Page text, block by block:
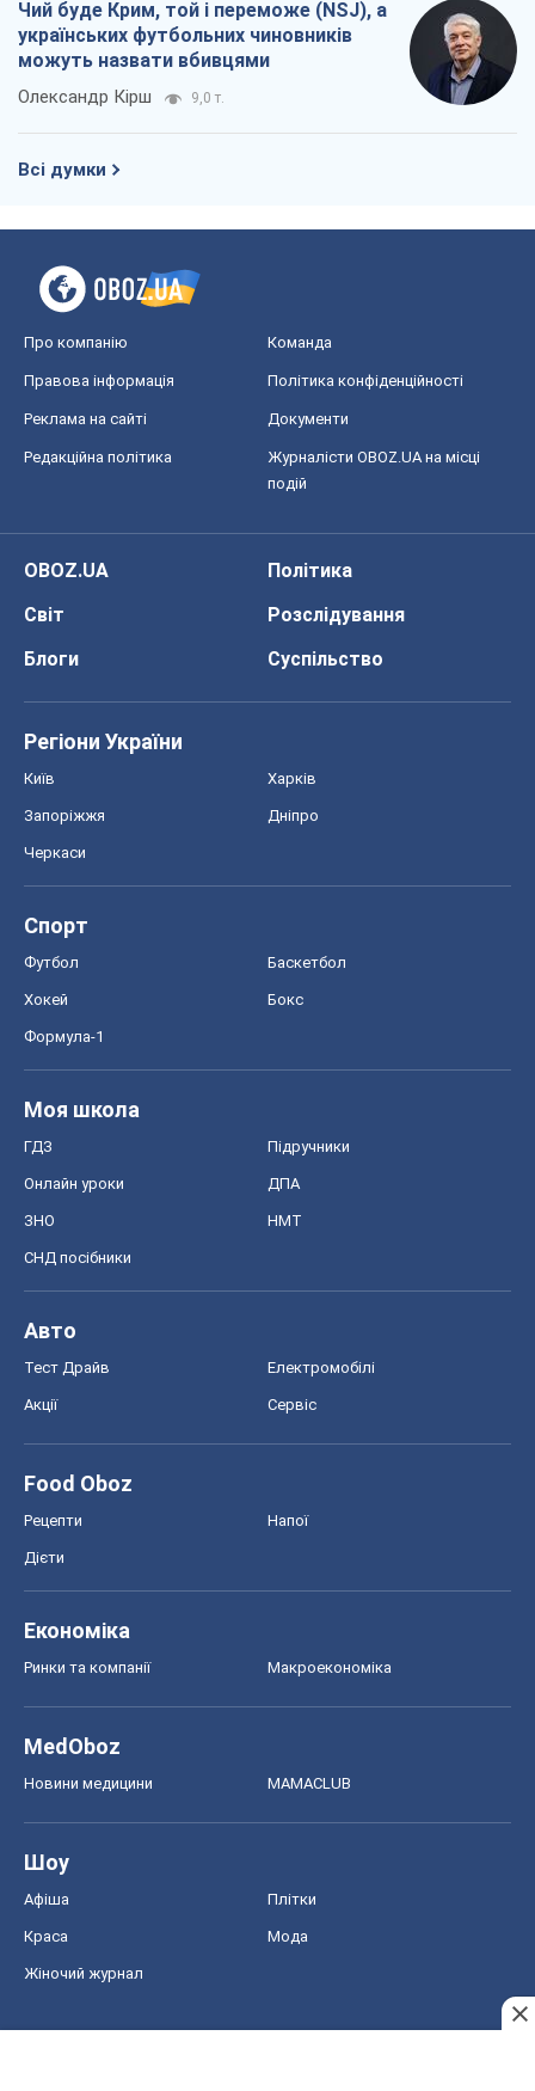
Чий буде Крим, той і переможе (NSJ), а
українських футбольних чиновників
можуть назвати вбивцями
Олександр Кірш 9,0 т.
Всі думки
Про компанію Команда
Правова інформація Політика конфіденційності
Реклама на сайті Документи
Редакційна політика
Журналісти OBOZ.UA на місці
подій
OBOZ.UA
Політика
Світ
Розслідування
Блоги
Суспільство
Регіони України
Київ Харків
Запоріжжя Дніпро
Черкаси
Спорт
Футбол Баскетбол
Хокей Бокс
Формула-1
Моя школа
ГДЗ Підручники
Онлайн уроки ДПА
ЗНО НМТ
СНД посібники
Авто
Тест Драйв Електромобілі
Акції Сервіс
Food Oboz
Рецепти Напої
Дієти
Економіка
Ринки та компанії Макроекономіка
MedOboz
Новини медицини MAMACLUB
Шоу
Афіша Плітки
Краса Мода
Жіночий журнал